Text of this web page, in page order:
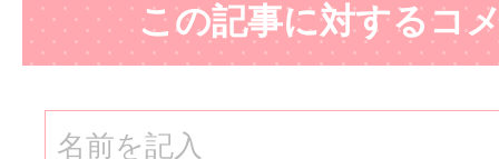
この記事に対するコ